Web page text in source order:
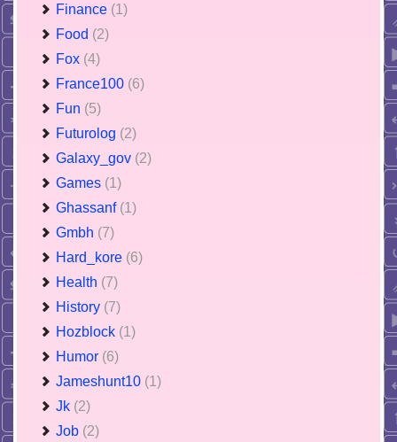
Finance (1)
Food (2)
Fox (4)
France100 (6)
Fun (5)
Futurolog (2)
Galaxy_gov (2)
Games (1)
Ghassanf (1)
Gmbh (7)
Hard_kore (6)
Health (7)
History (7)
Hozblock (1)
Humor (6)
Jameshunt10 (1)
Jk (2)
Job (2)